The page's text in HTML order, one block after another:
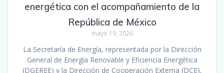
energética con el acompañamiento de la
República de México
mayo 19, 2026
La Secretaría de Energía, representada por la Dirección
General de Energía Renovable y Eficiencia Energética
(DGEREE) y la Dirección de Cooperación Externa (DCE),